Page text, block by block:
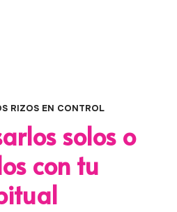
RIZOS EN CONTROL
solos o
con tu